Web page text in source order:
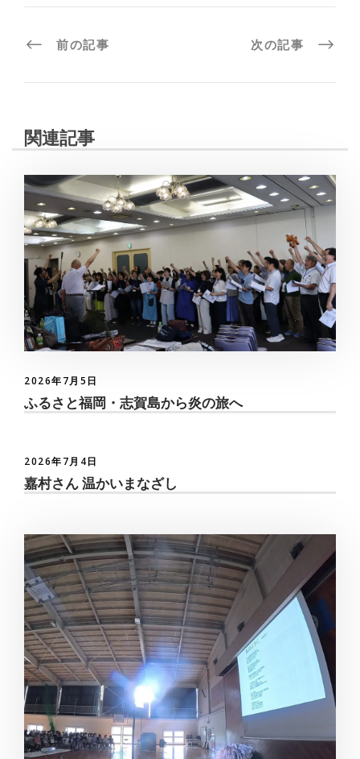
前の記事 次の記事
関連記事
2026年7月5日
ふるさと福岡・志賀島から炎の旅へ
2026年7月4日
嘉村さん 温かいまなざし